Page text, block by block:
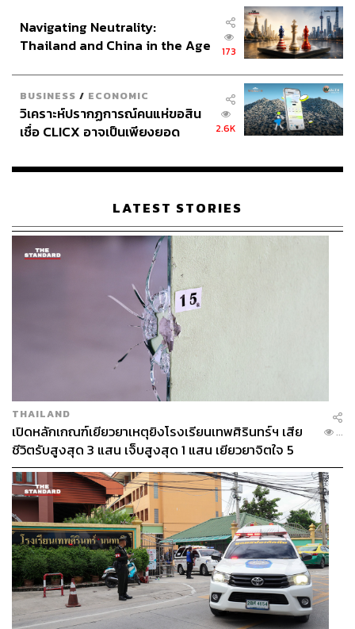
Navigating Neutrality:
Thailand and China in the Age
173
BUSINESS / ECONOMIC
วิเคราะห์ปรากฏการณ์คนแห่ขอสิน
เชื่อ CLICX อาจเป็นเพียงยอด
เรือนไทยที่ถูกซุกไว้
2.6K
LATEST STORIES
THAILAND
เปิดหลักเกณฑ์เยียวยาเหตุยิงโรงเรียนเทพศิรินทร์ฯ เสีย
ชีวิตรับสูงสุด 3 แสน เจ็บสูงสุด 1 แสน เยียวยาจิตใจ 5
ระดับ
...